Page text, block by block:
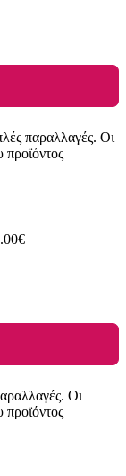
παραλλαγές. Οι
προϊόντος
Οι
προϊόντος